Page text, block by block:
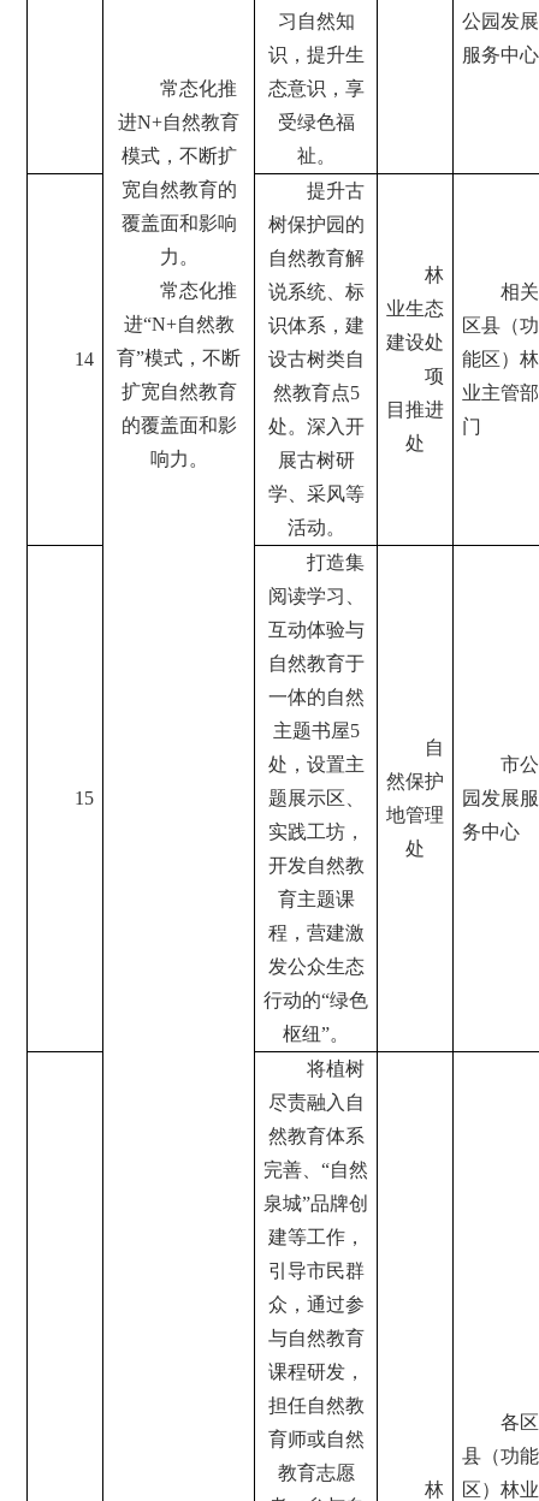
常态化推
进N+自然教育
模式，不断扩
宽自然教育的
覆盖面和影响
力。
常态化推
进“N+自然教
育”模式，不断
扩宽自然教育
的覆盖面和影
响力。
习自然知
识，提升生
态意识，享
受绿色福
祉。
公园发展
服务中心
14
提升古
树保护园的
自然教育解
说系统、标
识体系，建
设古树类自
然教育点5
处。深入开
展古树研
学、采风等
活动。
林
业生态
建设处
项
目推进
处
相关
区县（功
能区）林
业主管部
门
15
打造集
阅读学习、
互动体验与
自然教育于
一体的自然
主题书屋5
处，设置主
题展示区、
实践工坊，
开发自然教
育主题课
程，营建激
发公众生态
行动的“绿色
枢纽”。
自
然保护
地管理
处
市公
园发展服
务中心
将植树
尽责融入自
然教育体系
完善、“自然
泉城”品牌创
建等工作，
引导市民群
众，通过参
与自然教育
课程研发，
担任自然教
育师或自然
教育志愿
林
各区
县（功能
区）林业